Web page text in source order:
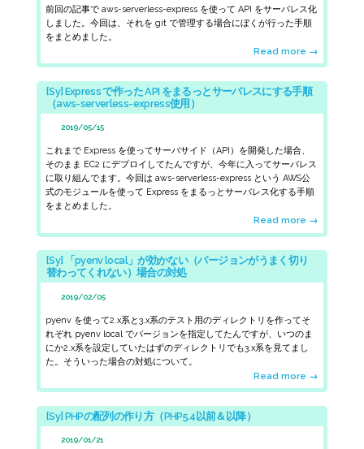
前回の記事でaws-serverless-express を使って API をサーバレス化
しました。今回は、それをgit で管理する場合にぼくが行った手順
をまとめました。
Read more →
[Sy] Express で作った API をまるっとサーバレスにする手順
（aws-serverless-express使用）
2019/05/15
これまで Express を使ってサーバサイド（API）を開発した場合、
そのまま EC2 にデプロイしてたんですが、今年に入ってサーバレス
に取り組んでます。今回はaws-serverless-express という AWS公
式のモジュールを使って Express をまるっとサーバレス化する手順
をまとめました。
Read more →
[Sy] 「pyenv local」が効かない（バージョンがうまく切り
替わってくれない）場合の対処
2019/02/05
pyenv を使って2.x系と3.x系のテスト用のディレクトリを作ってそ
れぞれ pyenv localでバージョンを指定してたんですが、いつのま
にか2.x系を設定していたはずのディレクトリでも3.x系を見てまし
た。そういった場合の対処について。
Read more →
[Sy] PHPの配列の作り方（PHP5.4以前＆以降）
2019/01/21